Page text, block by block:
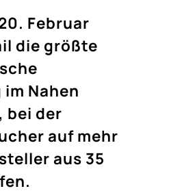
Februar
die größte
Nahen
bei der
auf mehr
aus 35